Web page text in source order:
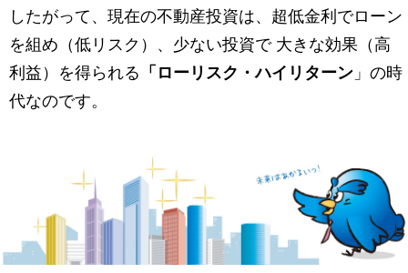
したがって、現在の不動産投資は、超低金利でローン
を組め（低リスク）、少ない投資で 大きな効果（高
利益）を得られる 「ローリスク・ハイリターン 」の時
代なのです。